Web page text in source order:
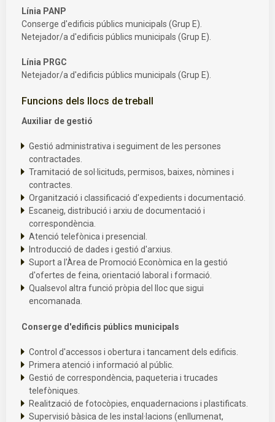
Línia PANP
Conserge d'edificis públics municipals (Grup E).
Netejador/a d'edificis públics municipals (Grup E).
Línia PRGC
Netejador/a d'edificis públics municipals (Grup E).
Funcions dels llocs de treball
Auxiliar de gestió
Gestió administrativa i seguiment de les persones
contractades.
Tramitació de sol·licituds, permisos, baixes, nòmines i
contractes.
Organització i classificació d'expedients i documentació.
Escaneig, distribució i arxiu de documentació i
correspondència.
Atenció telefònica i presencial.
Introducció de dades i gestió d'arxius.
Suport a l'Àrea de Promoció Econòmica en la gestió
d'ofertes de feina, orientació laboral i formació.
Qualsevol altra funció pròpia del lloc que sigui
encomanada.
Conserge d'edificis públics municipals
Control d'accessos i obertura i tancament dels edificis.
Primera atenció i informació al públic.
Gestió de correspondència, paqueteria i trucades
telefòniques.
Realització de fotocòpies, enquadernacions i plastificats.
Supervisió bàsica de les instal·lacions (enllumenat,